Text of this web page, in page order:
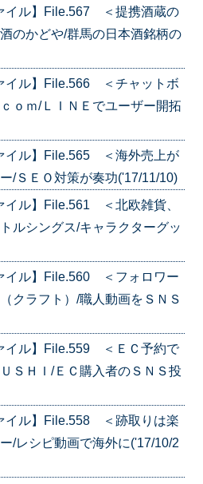
イル】File.567 ＜提携酒蔵の
のかどや/群馬の日本酒銘柄の
イル】File.566 ＜チャットボ
ｏｍ/ＬＩＮＥでユーザー開拓
イル】File.565 ＜海外売上が
/ＳＥＯ対策が奏功('17/11/10)
イル】File.561 ＜北欧雑貨、
ルシングス/キャラクターグッ
イル】File.560 ＜フォロワー
クラフト）/職人動画をＳＮＳ
イル】File.559 ＜ＥＣ予約で
ＳＨＩ/ＥＣ購入者のＳＮＳ投
イル】File.558 ＜跡取りは楽
/レシピ動画で海外に('17/10/2